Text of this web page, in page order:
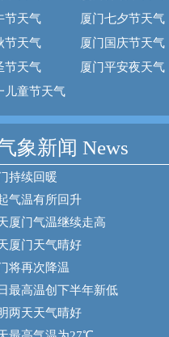
节天气
厦门七夕节天气
节天气
厦门国庆节天气
节天气
厦门平安夜天气
儿童节天气
象新闻 News
持续回暖
气温有所回升
厦门气温继续走高
厦门天气晴好
将再次降温
最高温创下半年新低
两天天气晴好